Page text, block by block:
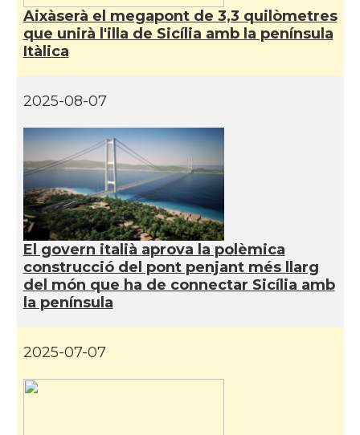
Consolat Consolat general a Milano
Consolat Consolat general a Napoli
Consolat Consolat general a Roma
Ambaixada Ambaixada espanyola a Itàlia
* + ambaixades i consolats
Aixàserà el megapont de 3,3 quilòmetres
que unirà l'illa de Sicília amb la península
Itàlica
2025-08-07
El govern italià aprova la polèmica
construcció del pont penjant més llarg
del món que ha de connectar Sicília amb
la península
2025-07-07